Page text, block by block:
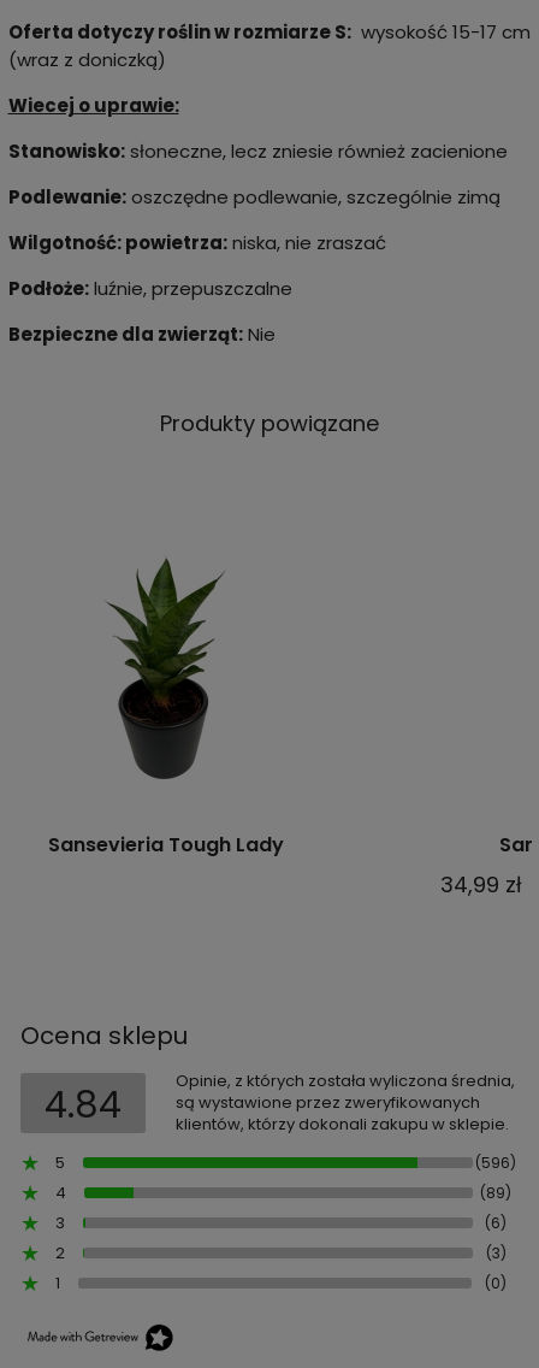
Oferta dotyczy roślin w rozmiarze S:wysokość 15-17 cm
(wraz z doniczką)
Wiecej o uprawie:
Stanowisko:słoneczne, lecz zniesie również zacienione
Podlewanie:oszczędne podlewanie, szczególnie zimą
Wilgotność: powietrza:niska, nie zraszać
Podłoże:luźnie, przepuszczalne
Bezpieczne dla zwierząt:Nie
Produkty powiązane
Sansevieria "Moonshine'- M, 2 gatunek
Ocena sklepu
4.84
Opinie, z których została wyliczona średnia,
są wystawione przez zweryfikowanych
klientów, którzy dokonali zakupu w sklepie.
5
(596)
4 (89)
3 (6)
2 (3)
1 (0)